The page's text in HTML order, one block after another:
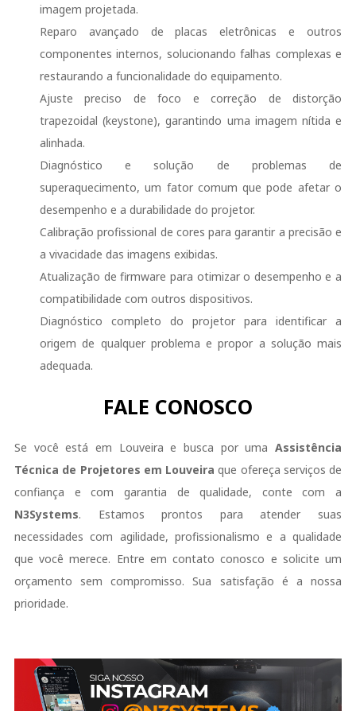
imagem projetada.
Reparo avançado de placas eletrônicas e outros
componentes internos, solucionando falhas complexas e
restaurando a funcionalidade do equipamento.
Ajuste preciso de foco e correção de distorção
trapezoidal (keystone), garantindo uma imagem nítida e
alinhada.
Diagnóstico e solução de problemas de
superaquecimento, um fator comum que pode afetar o
desempenho e a durabilidade do projetor.
Calibração profissional de cores para garantir a precisão e
a vivacidade das imagens exibidas.
Atualização de firmware para otimizar o desempenho e a
compatibilidade com outros dispositivos.
Diagnóstico completo do projetor para identificar a
origem de qualquer problema e propor a solução mais
adequada.
FALE CONOSCO
Se você está em Louveira e busca por uma Assistência
Técnica de Projetores em Louveira que ofereça serviços de
confiança e com garantia de qualidade, conte com a
N3Systems. Estamos prontos para atender suas
necessidades com agilidade, profissionalismo e a qualidade
que você merece. Entre em contato conosco e solicite um
orçamento sem compromisso. Sua satisfação é a nossa
prioridade.